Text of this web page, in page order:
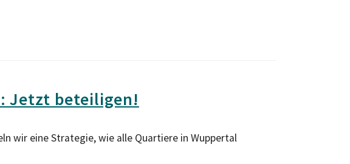
Jetzt beteiligen!
wir eine Strategie, wie alle Quartiere in Wuppertal